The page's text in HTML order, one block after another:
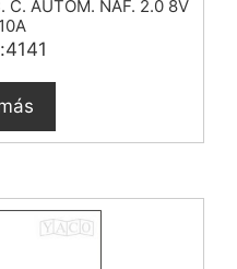
C. AUTOM. NAF. 2.0 8V